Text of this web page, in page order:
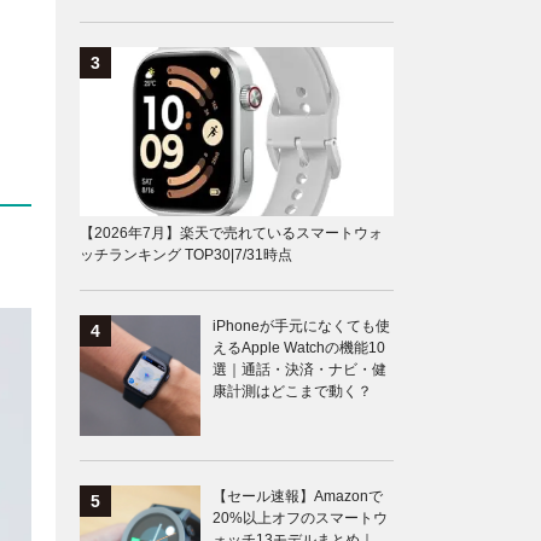
【2026年7月】楽天で売れているスマートウォ
ッチランキング TOP30|7/31時点
iPhoneが手元になくても使
えるApple Watchの機能10
選｜通話・決済・ナビ・健
康計測はどこまで動く？
【セール速報】Amazonで
20%以上オフのスマートウ